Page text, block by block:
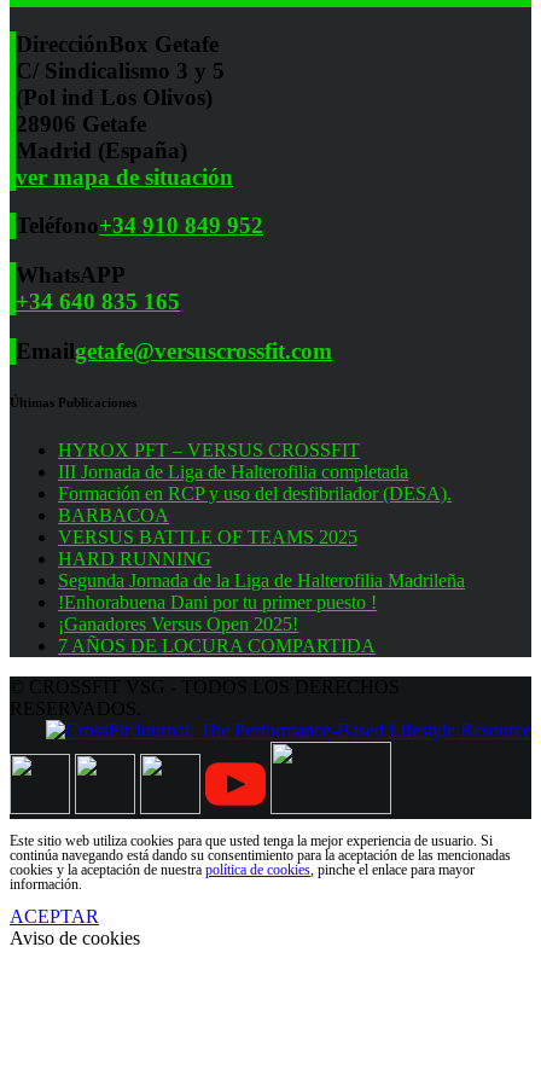
DirecciónBox Getafe
C/ Sindicalismo 3 y 5
(Pol ind Los Olivos)
28906 Getafe
Madrid (España)
ver mapa de situación
Teléfono+34 910 849 952
WhatsAPP
+34 640 835 165
Emailgetafe@versuscrossfit.com
Últimas Publicaciones
HYROX PFT – VERSUS CROSSFIT
III Jornada de Liga de Halterofilia completada
Formación en RCP y uso del desfibrilador (DESA).
BARBACOA
VERSUS BATTLE OF TEAMS 2025
HARD RUNNING
Segunda Jornada de la Liga de Halterofilia Madrileña
!Enhorabuena Dani por tu primer puesto !
¡Ganadores Versus Open 2025!
7 AÑOS DE LOCURA COMPARTIDA
Este sitio web utiliza cookies para que usted tenga la mejor experiencia de usuario. Si
continúa navegando está dando su consentimiento para la aceptación de las mencionadas
cookies y la aceptación de nuestra política de cookies , pinche el enlace para mayor
información.
ACEPTAR
Aviso de cookies